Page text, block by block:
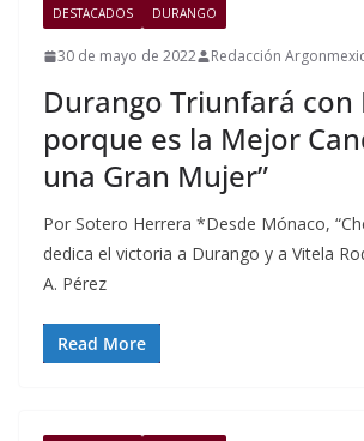
DESTACADOS DURANGO
30 de mayo de 2022 Redacción
Durango Triunfará con
porque es la Mejor
una Gran Mujer”
Por Sotero Herrera *Desde Mónaco,
dedica el victoria a Durango y a Vitela
A. Pérez
Read More